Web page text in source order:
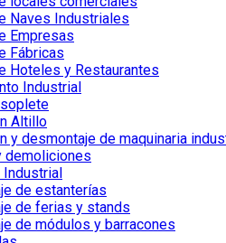
Naves Industriales
Empresas
Fábricas
Hoteles y Restaurantes
Industrial
Altillo
y desmontaje de maquinaria
demoliciones
Industrial
de estanterías
de ferias y stands
de módulos y barracones